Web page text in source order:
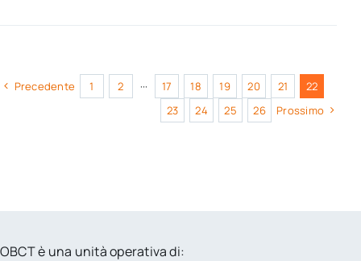
Precedente 1 2 ··· 17 18 19 20 21
22
23
24 25 26 Prossimo
OBCT è una unità operativa di: